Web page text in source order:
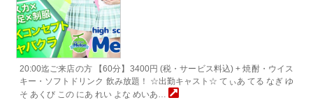
20:00迄ご来店の方 【60分】3400円 (税・サービス料込) + 焼酎・ウイス
キー・ソフトドリンク 飲み放題！ ☆出勤キャスト☆ てぃあ てる なぎ ゆ
そ あくび この にあ れい よな めいあ…